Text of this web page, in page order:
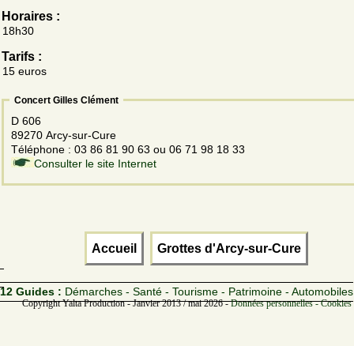
Horaires :
18h30
Tarifs :
15 euros
Concert Gilles Clément
D 606
89270 Arcy-sur-Cure
Téléphone : 03 86 81 90 63 ou 06 71 98 18 33
Consulter le site Internet
Accueil Grottes d'Arcy-sur-Cure
12 Guides : Démarches - Santé - Tourisme - Patrimoine - Automobiles
Copyright Yalta Production - Janvier 2013 / mai 2026 -Données personnelles -